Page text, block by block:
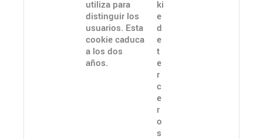
utiliza para
distinguir los
usuarios. Esta
cookie caduca
a los dos
años.
ki
e
d
e
t
e
r
c
e
r
o
s